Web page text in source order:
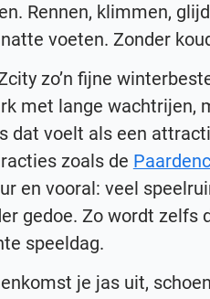
Rennen, klimmen,
voeten. Zonder
zo’n fijne
met lange wachtrijen,
dat voelt als een
zoals de
en vooral: veel
gedoe. Zo wordt zelfs
speeldag.
je jas uit,